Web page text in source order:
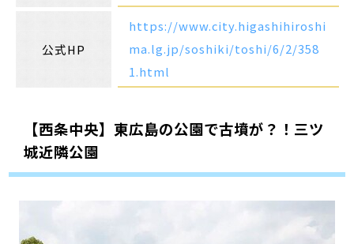
公式HP
https://www.city.higashihiroshi
ma.lg.jp/soshiki/toshi/6/2/358
1.html
【西条中央】東広島の公園で古墳が？！三ツ
城近隣公園